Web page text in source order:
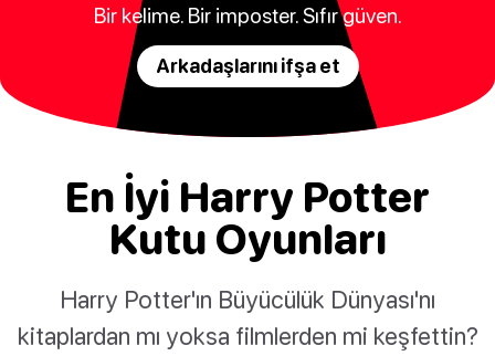
Bir kelime. Bir imposter. Sıfır güven.
Arkadaşlarını ifşa et
En İyi Harry Potter
Kutu Oyunları
Harry Potter'ın Büyücülük Dünyası'nı
kitaplardan mı yoksa filmlerden mi keşfettin?